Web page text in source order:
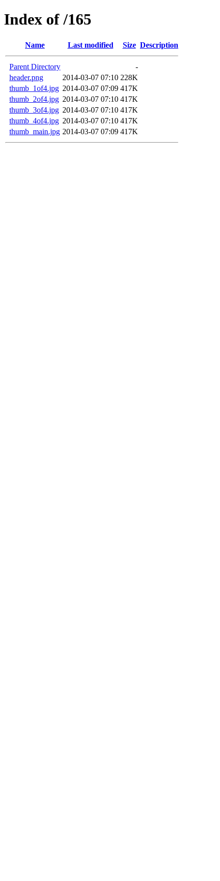
Index of /165
Name Last modified Size Description
Parent Directory
-
header.png
2014-03-07 07:10 228K
thumb_1of4.jpg 2014-03-07 07:09 417K
thumb_2of4.jpg 2014-03-07 07:10 417K
thumb_3of4.jpg 2014-03-07 07:10 417K
thumb_4of4.jpg 2014-03-07 07:10 417K
thumb_main.jpg 2014-03-07 07:09 417K